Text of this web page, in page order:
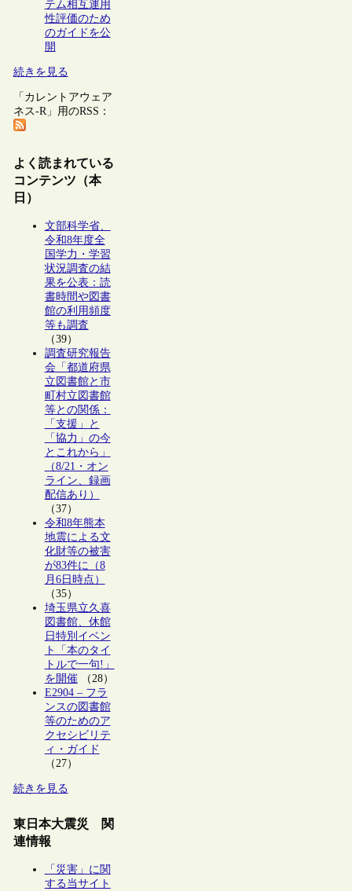
テム相互運用
性評価のため
のガイドを公
開
続きを見る
「カレントアウェア
ネス-R」用のRSS：
よく読まれている
コンテンツ（本
日）
文部科学省、
令和8年度全
国学力・学習
状況調査の結
果を公表：読
書時間や図書
館の利用頻度
等も調査
（39）
調査研究報告
会「都道府県
立図書館と市
町村立図書館
等との関係：
「支援」と
「協力」の今
とこれから」
（8/21・オン
ライン、録画
配信あり）
（37）
令和8年熊本
地震による文
化財等の被害
が83件に（8
月6日時点）
（35）
埼玉県立久喜
図書館、休館
日特別イベン
ト「本のタイ
トルで一句!」
を開催（28）
E2904 – フラ
ンスの図書館
等のためのア
クセシビリテ
ィ・ガイド
（27）
続きを見る
東日本大震災 関
連情報
「災害」に関
する当サイト